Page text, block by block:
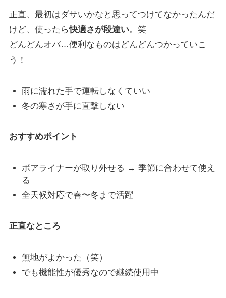
正直、最初はダサいかなと思ってつけてなかったんだ
けど、使ったら快適さが段違い。笑
どんどんオバ…便利なものはどんどんつかっていこ
う！
雨に濡れた手で運転しなくていい
冬の寒さが手に直撃しない
おすすめポイント
ボアライナーが取り外せる → 季節に合わせて使え
る
全天候対応で春〜冬まで活躍
正直なところ
無地がよかった（笑）
でも機能性が優秀なので継続使用中